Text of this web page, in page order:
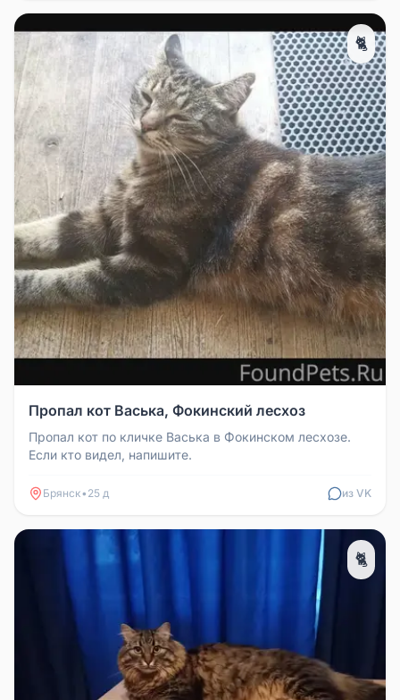
🐈
Пропал кот Васька, Фокинский лесхоз
Пропал кот по кличке Васька в Фокинском лесхозе.
Если кто видел, напишите.
Брянск• 25 д из VK
🐈